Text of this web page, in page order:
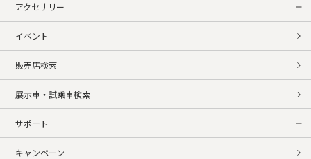
アクセサリー
イベント
販売店検索
展示車・試乗車検索
サポート
キャンペーン